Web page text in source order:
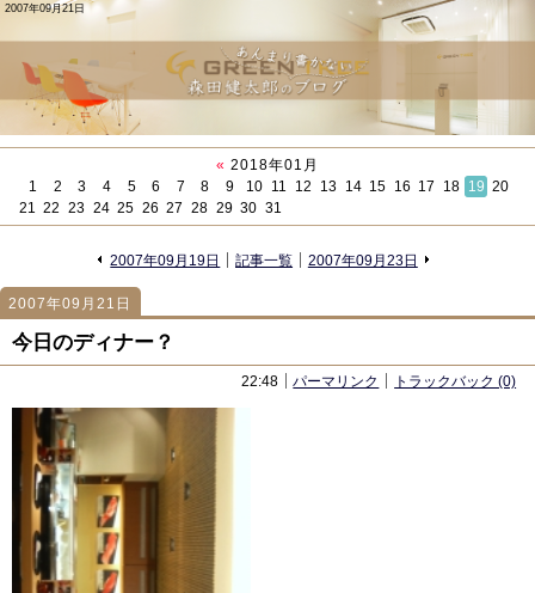
2007年09月21日
« 2018年01月
1
2 3 4 5 6 7 8 9 10 11 12 13 14 15 16 17 18 19 20
21 22 23 24 25 26 27 28 29 30 31
«
2007年09月19日 記事一覧 2007年09月23日
2007年09月21日
今日のディナー？
22:48 パーマリンク トラックバック (0)